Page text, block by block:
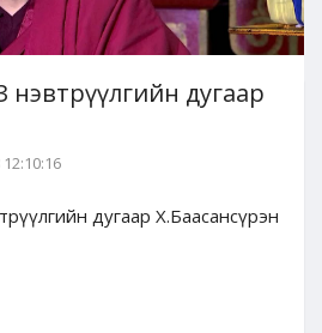
дугаар
дугаар Х.Баасансүрэн